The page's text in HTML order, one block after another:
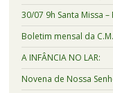
30/07 9h Santa Missa
Boletim mensal da
A INFÂNCIA NO LAR:
Novena de Nossa